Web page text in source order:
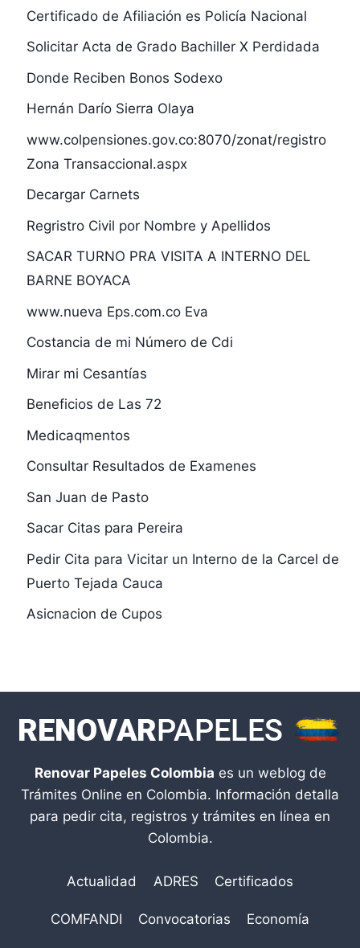
Certificado de Afiliación es Policía Nacional
Solicitar Acta de Grado Bachiller X Perdidada
Donde Reciben Bonos Sodexo
Hernán Darío Sierra Olaya
www.colpensiones.gov.co:8070/zonat/registro
Zona Transaccional.aspx
Decargar Carnets
Regristro Civil por Nombre y Apellidos
SACAR TURNO PRA VISITA A INTERNO DEL
BARNE BOYACA
www.nueva Eps.com.co Eva
Costancia de mi Número de Cdi
Mirar mi Cesantías
Beneficios de Las 72
Medicaqmentos
Consultar Resultados de Examenes
San Juan de Pasto
Sacar Citas para Pereira
Pedir Cita para Vicitar un Interno de la Carcel de
Puerto Tejada Cauca
Asicnacion de Cupos
Renovar Papeles Colombia es un weblog de
Trámites Online en Colombia. Información detalla
para pedir cita, registros y trámites en línea en
Colombia.
Actualidad ADRES Certificados
COMFANDI Convocatorias Economía